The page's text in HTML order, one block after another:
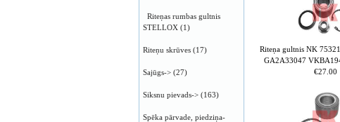
Riteņa gultnis NK
GA2A33047
€27.00
Riteņas rumbas gultnis
STELLOX (1)
Riteņu skrūves (17)
Sajūgs-> (27)
Siksnu pievads-> (163)
Spēka pārvade, piedziņa-